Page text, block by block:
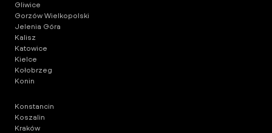
Gliwice
Gorzów Wielkopolski
Jelenia Góra
Kalisz
Katowice
Kielce
Kołobrzeg
Konin
Konstancin
Koszalin
Kraków